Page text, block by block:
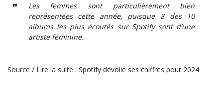
Les femmes sont particulièrement bien
représentées cette année, puisque 8 des 10
albums les plus écoutés sur Spotify sont d’une
artiste féminine.
Source / Lire la suite : Spotify dévoile ses chiffres pour 2024